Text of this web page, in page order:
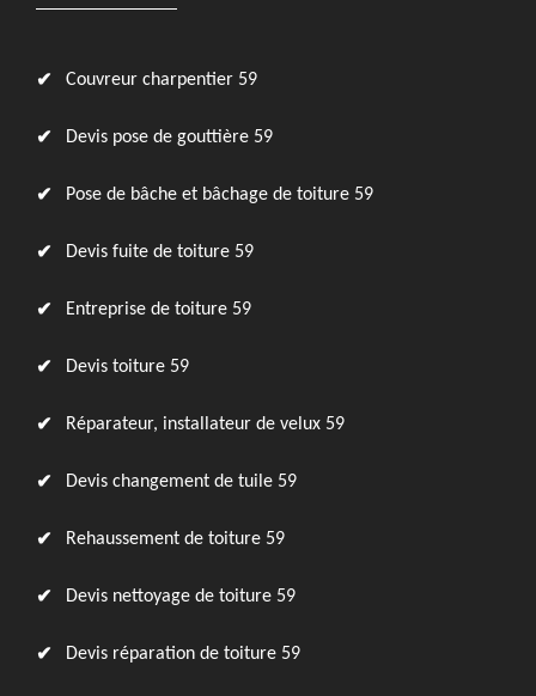
Couvreur charpentier 59
Devis pose de gouttière 59
Pose de bâche et bâchage de toiture 59
Devis fuite de toiture 59
Entreprise de toiture 59
Devis toiture 59
Réparateur, installateur de velux 59
Devis changement de tuile 59
Rehaussement de toiture 59
Devis nettoyage de toiture 59
Devis réparation de toiture 59